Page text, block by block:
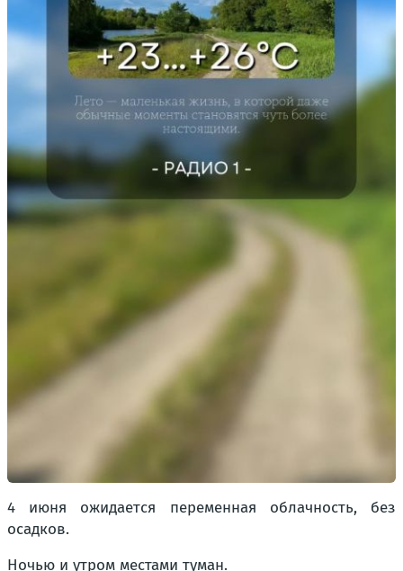
4 июня ожидается переменная облачность, без
осадков.
Ночью и утром местами туман.